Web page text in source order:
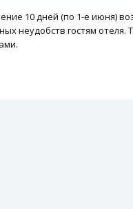
10 дней (по 1-е июня)
неудобств гостям отеля.